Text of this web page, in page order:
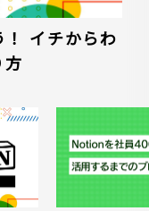
イチからわ
方